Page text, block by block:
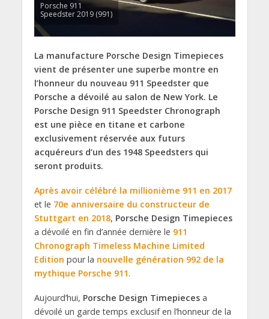
Porsche 911
Speedster 2019 (991)
La manufacture Porsche Design Timepieces
vient de présenter une superbe montre en
l’honneur du nouveau 911 Speedster que
Porsche a dévoilé au salon de New York. Le
Porsche Design 911 Speedster Chronograph
est une pièce en titane et carbone
exclusivement réservée aux futurs
acquéreurs d’un des 1948 Speedsters qui
seront produits.
Après avoir célébré la millionième 911 en 2017
et le 70e anniversaire du constructeur de
Stuttgart en 2018, Porsche Design Timepieces
a dévoilé en fin d’année dernière le 911
Chronograph Timeless Machine Limited
Edition pour la nouvelle génération 992 de la
mythique Porsche 911.
Aujourd’hui, Porsche Design Timepiecesa
dévoilé un garde temps exclusif en l’honneur de la